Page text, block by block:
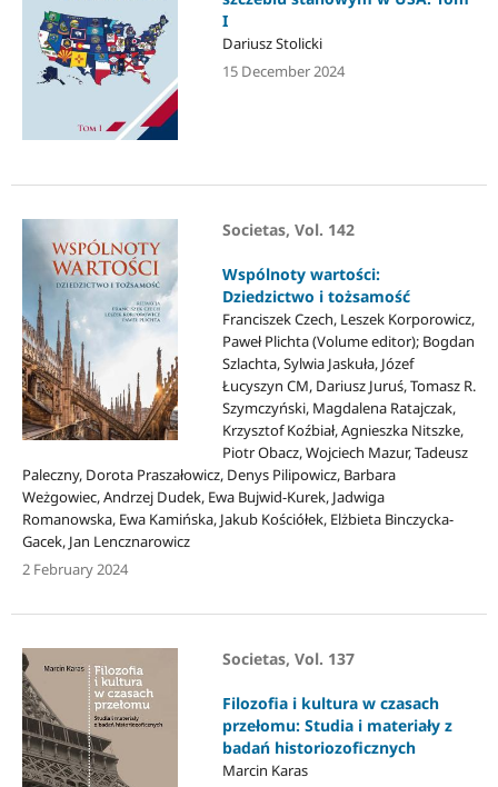
I
Dariusz Stolicki
15 December 2024
Societas, Vol. 142
Wspólnoty wartości:
Dziedzictwo i tożsamość
Franciszek Czech, Leszek Korporowicz,
Paweł Plichta (Volume editor); Bogdan
Szlachta, Sylwia Jaskuła, Józef
Łucyszyn CM, Dariusz Juruś, Tomasz R.
Szymczyński, Magdalena Ratajczak,
Krzysztof Koźbiał, Agnieszka Nitszke,
Piotr Obacz, Wojciech Mazur, Tadeusz
Paleczny, Dorota Praszałowicz, Denys Pilipowicz, Barbara
Weżgowiec, Andrzej Dudek, Ewa Bujwid-Kurek, Jadwiga
Romanowska, Ewa Kamińska, Jakub Kościółek, Elżbieta Binczycka-
Gacek, Jan Lencznarowicz
2 February 2024
Societas, Vol. 137
Filozofia i kultura w czasach
przełomu: Studia i materiały z
badań historiozoficznych
Marcin Karas